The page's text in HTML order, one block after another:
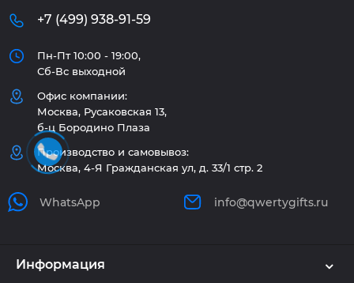
+7 (499) 938-91-59
Пн-Пт 10:00 - 19:00,
Сб-Вс выходной
Офис компании:
Москва, Русаковская 13,
б-ц Бородино Плаза
Производство и самовывоз:
Москва, 4-Я Гражданская ул, д. 33/1 стр. 2
WhatsApp info@qwertygifts.ru
Информация